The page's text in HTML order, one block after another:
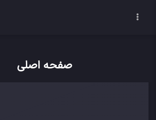
صفحه اصلی